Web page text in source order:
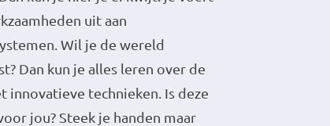
uit aan
Wil je de wereld
Dan kun je alles leren over de
technieken. Is deze
jou? Steek je handen maar